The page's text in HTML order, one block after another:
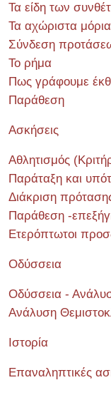
Τα είδη των
Τα αχώριστα μόρια
Σύνδεση
Το ρήμα
Πως γράφουμε
Παράθεση
Ασκήσεις
Αθλητισμός
Παράταξη και
Διάκριση
Παράθεση -
Ετερόπτωτοι
Οδύσσεια
Οδύσσεια -
Ανάλυση
Ιστορία
Επαναληπτικές